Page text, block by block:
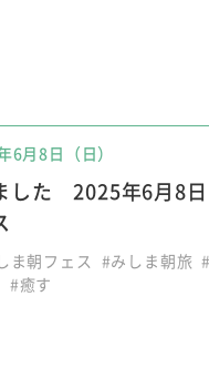
6月8日（日）
した 2025年6月8日
ま朝フェス #みしま朝旅
#癒す